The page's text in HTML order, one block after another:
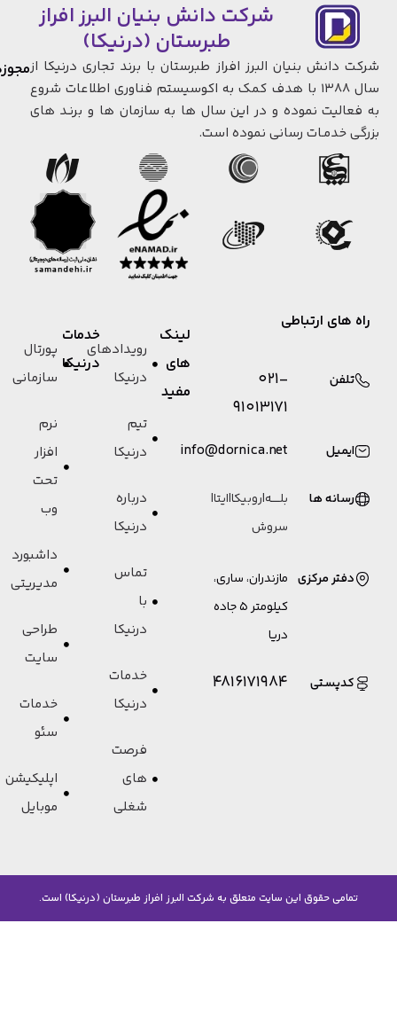
شرکت دانش بنیان البرز افراز
طبرستان (درنیکا)
شرکت دانش بنیان البرز افراز طبرستان با برند تجاری درنیکا از
سال 1388 با هدف کمک به اکوسیستم فناوری اطلاعات شروع
به فعالیت نموده و در این سال ها به سازمان ها و برنـد های
بزرگی خدمـات رسانی نموده است.
مجوزها
لینک
های
مفید
رویدادهای
درنیکا
تیم
درنیکا
درباره
درنیکا
تماس
با
درنیکا
خدمات
درنیکا
فرصت
های
شغلی
خدمات
درنیکا
پورتال
سازمانی
نرم
افزار
تحت
وب
داشبورد
مدیریتی
طراحی
سایت
خدمات
سئو
اپلیکیشن
موبایل
راه های ارتباطی
تلفن
021-
91013171
ایمیل info@dornica.net
رسانه ها بلـــــه|روبیکا|ایتا|
سروش
دفتر مرکزی مازندران، ساری،
کیلومتر 5 جاده
دریا
کدپستی 4816171984
تمامی حقوق این سایت متعلق به شرکت البرز افراز طبرستان (درنیکا) است.